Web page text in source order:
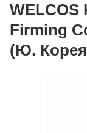
WELCOS
Firming
(Ю.